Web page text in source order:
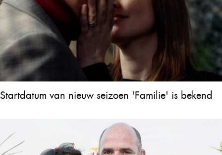
Startdatum van nieuw seizoen 'Familie' is bekend